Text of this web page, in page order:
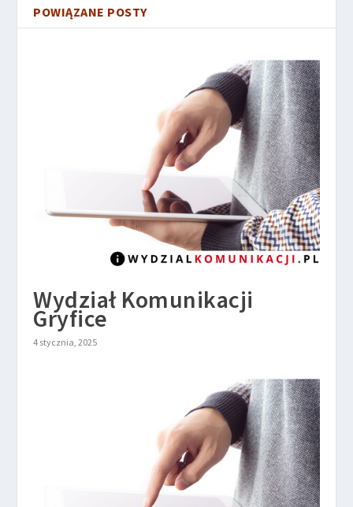
POWIĄZANE POSTY
Wydział Komunikacji
Gryfice
4 stycznia, 2025